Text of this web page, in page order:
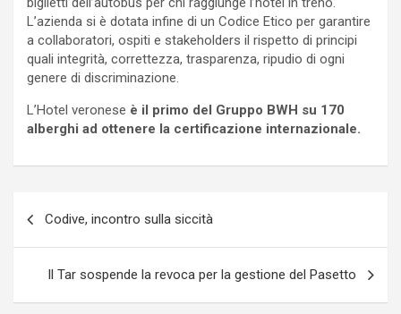
L’azienda si è dotata infine di un Codice Etico per garantire
a collaboratori, ospiti e stakeholders il rispetto di principi
quali integrità, correttezza, trasparenza, ripudio di ogni
genere di discriminazione.
L’Hotel veronese è il primo del Gruppo BWH su 170
alberghi ad ottenere la certificazione internazionale.
Codive, incontro sulla siccità
Il Tar sospende la revoca per la gestione del Pasetto